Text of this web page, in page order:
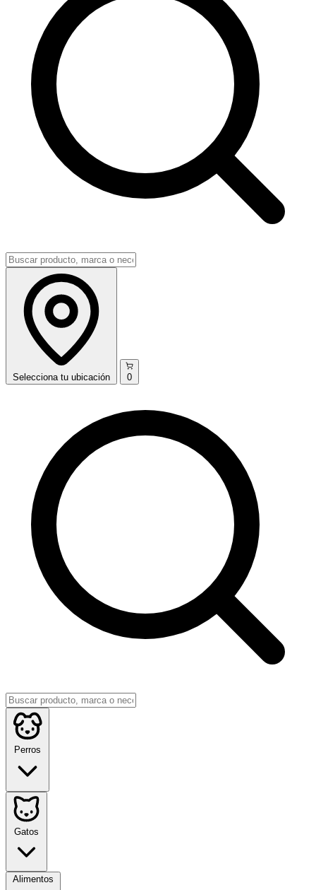
Selecciona tu ubicación 0
Perros
Gatos
Alimentos